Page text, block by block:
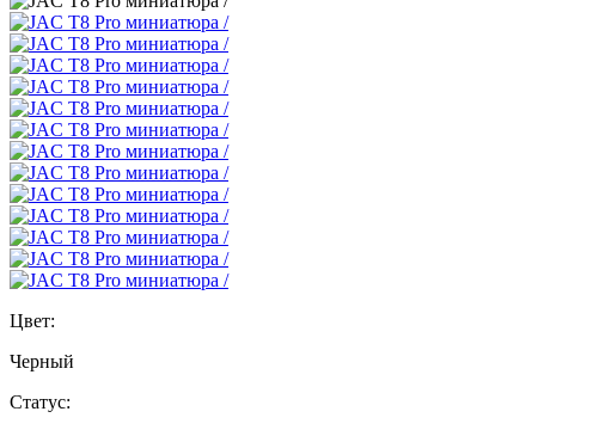
Цвет:
Черный
Статус: